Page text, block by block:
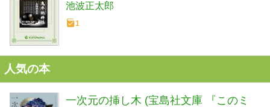
池波正太郎
1
人気の本
一次元の挿し木 (宝島社文庫 『このミ